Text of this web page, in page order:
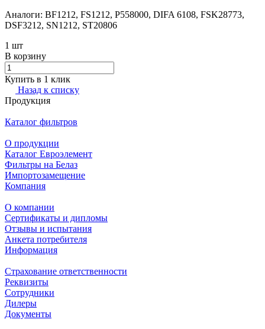
Аналоги: BF1212, FS1212, P558000, DIFA 6108, FSK28773,
DSF3212, SN1212, ST20806
1 шт
В корзину
Купить в 1 клик
Назад к списку
Продукция
Каталог фильтров
О продукции
Каталог Евроэлемент
Фильтры на Белаз
Импортозамещение
Компания
О компании
Сертификаты и дипломы
Отзывы и испытания
Анкета потребителя
Информация
Страхование ответственности
Реквизиты
Сотрудники
Дилеры
Документы